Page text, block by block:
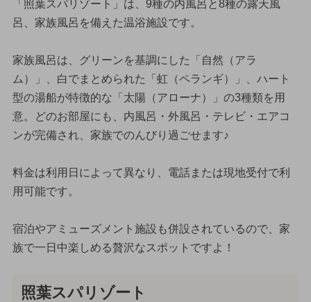
「照葉スパリゾート」は、9種の内風呂と8種の露天風
呂、家族風呂を備えた温浴施設です。
家族風呂は、グリーンを基調にした「自然（アラ
ム）」、白でまとめられた「虹（ペランギ）」、ハート
型の湯船が特徴的な「太陽（アローナ）」の3種類を用
意。どのお部屋にも、内風呂・外風呂・テレビ・エアコ
ンが完備され、家族でのんびり過ごせます♪
料金は利用日によって異なり、電話または現地受付で利
用可能です。
宿泊やアミューズメント施設も併設されているので、家
族で一日中楽しめる贅沢なスポットですよ！
照葉スパリゾート